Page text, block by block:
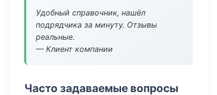
Удобный справочник, нашёл
подрядчика за минуту. Отзывы
реальные.
— Клиент компании
Часто задаваемые вопросы